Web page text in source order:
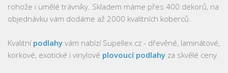
rohože i umělé trávníky. Skladem máme přes 400 dekorů, na
objednávku vám dodáme až 2000 kvalitních koberců.
Kvalitní podlahy vám nabízí Supellex.cz - dřevěné, laminátové,
korkové, exotické i vinylové plovoucí podlahy za skvělé ceny.